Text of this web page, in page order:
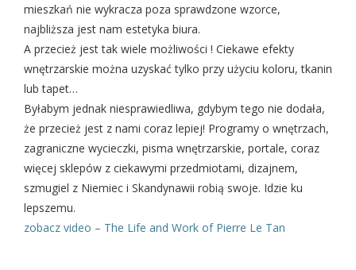
mieszkań nie wykracza poza sprawdzone wzorce,
najbliższa jest nam estetyka biura.
A przecież jest tak wiele możliwości ! Ciekawe efekty
wnętrzarskie można uzyskać tylko przy użyciu koloru, tkanin
lub tapet…
Byłabym jednak niesprawiedliwa, gdybym tego nie dodała,
że przecież jest z nami coraz lepiej! Programy o wnętrzach,
zagraniczne wycieczki, pisma wnętrzarskie, portale, coraz
więcej sklepów z ciekawymi przedmiotami, dizajnem,
szmugiel z Niemiec i Skandynawii robią swoje. Idzie ku
lepszemu.
zobacz video – The Life and Work of Pierre Le Tan